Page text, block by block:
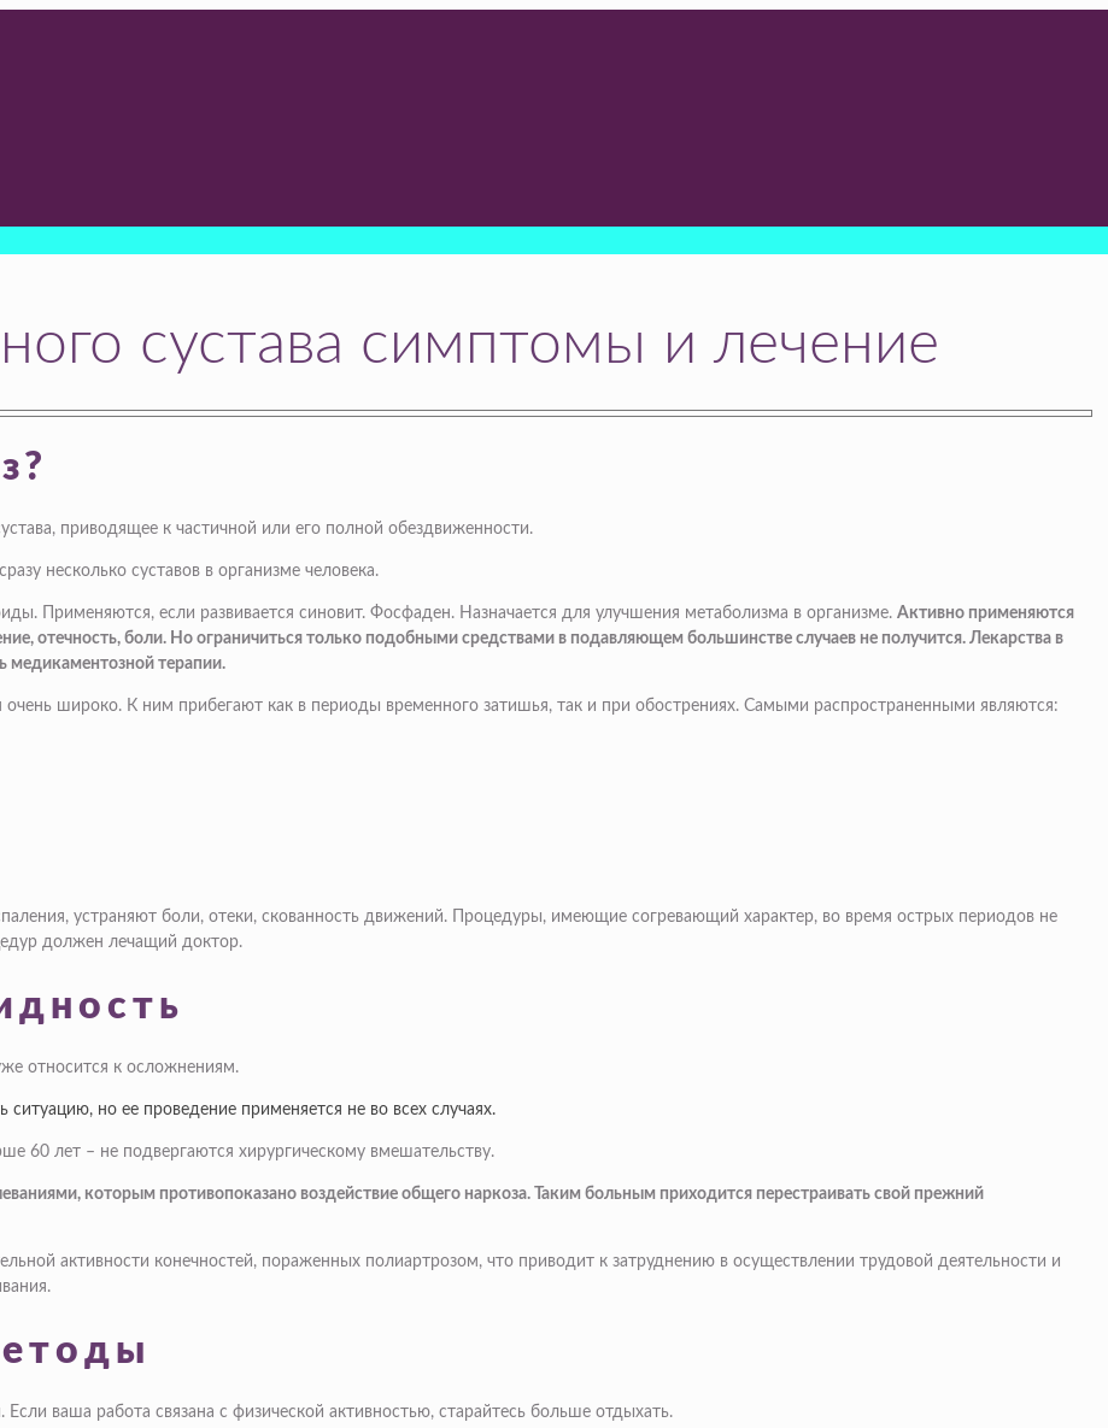
сустава симптомы и лечение
приводящее к частичной или его полной обездвиженности.
несколько суставов в организме человека.
Применяются, если развивается синовит. Фосфаден. Назначается для улучшения метаболизма в организме. Активно применяются
отечность, боли. Но ограничиться только подобными средствами в подавляющем большинстве случаев не получится. Лекарства в
медикаментозной терапии.
широко. К ним прибегают как в периоды временного затишья, так и при обострениях. Самыми распространенными являются:
устраняют боли, отеки, скованность движений. Процедуры, имеющие согревающий характер, во время острых периодов не
должен лечащий доктор.
относится к осложнениям.
но ее проведение применяется не во всех случаях.
60 лет – не подвергаются хирургическому вмешательству.
которым противопоказано воздействие общего наркоза. Таким больным приходится перестраивать свой прежний
активности конечностей, пораженных полиартрозом, что приводит к затруднению в осуществлении трудовой деятельности и
ваша работа связана с физической активностью, старайтесь больше отдыхать.